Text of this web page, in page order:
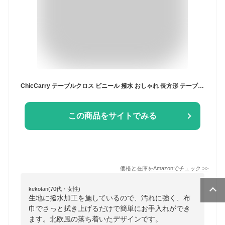
ChicCarry テーブルクロス ビニール 撥水 おしゃれ 長方形 テーブルカバー 防水 防油 汚れ防止 北欧 テーブルマット PVC製 耐久 耐熱 ずれにくい 長さ調節可 厚手 無地 シンプル お手入れ簡単 ビニールクロス 家庭用 業務用 グレー1 140x180cm
この商品をサイトでみる
価格と在庫をAmazonでチェック >>
kekotan(70代・女性)
生地に撥水加工を施しているので、汚れに強く、布
巾でさっと拭き上げるだけで簡単にお手入れができ
ます。北欧風の落ち着いたデザインです。